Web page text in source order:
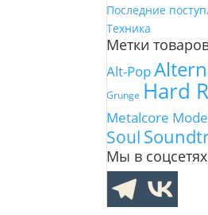
Последние
Техника
Метки
Alt-Pop
Grunge Hard
Metalcore
Soul
Мы в соцсетях